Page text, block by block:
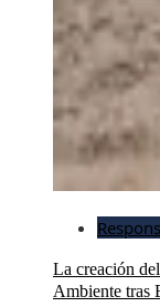
La creación
Ambiente tras